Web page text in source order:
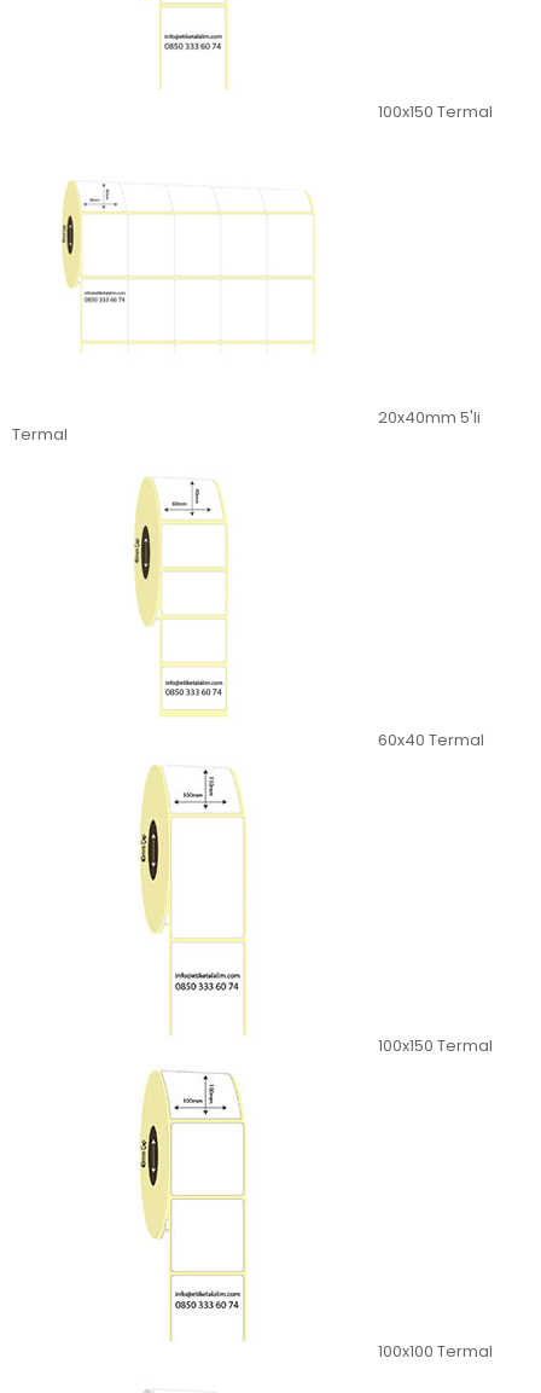
100x150 Termal
20x40mm 5'li
Termal
60x40 Termal
100x150 Termal
100x100 Termal